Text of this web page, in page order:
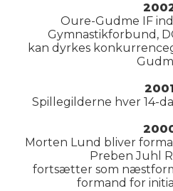
Oure-Gudme IF
Gymnastikforbund,
kan dyrkes
2001
Spillegilderne hver 14-
Morten Lund bliver
Preben Juhl
fortsætter som
formand for